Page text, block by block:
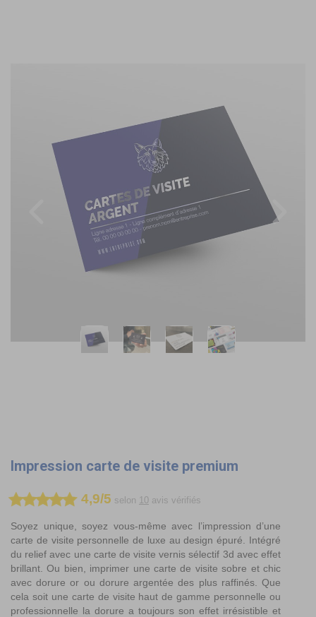
Impression carte de visite premium
4,9/5 selon 10 avis vérifiés
Soyez unique, soyez vous-même avec l’impression d’une
carte de visite personnelle de luxe au design épuré. Intégré
du relief avec une carte de visite vernis sélectif 3d avec effet
brillant. Ou bien, imprimer une carte de visite sobre et chic
avec dorure or ou dorure argentée des plus raffinés. Que
cela soit une carte de visite haut de gamme personnelle ou
professionnelle la dorure a toujours son effet irrésistible et